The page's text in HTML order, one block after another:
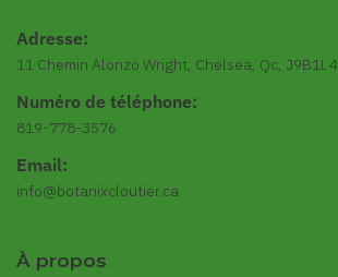
Adresse:
11 Chemin Alonzo Wright, Chelsea, Qc, J9B1L4
Numéro de téléphone:
819-778-3576
Email:
info@botanixcloutier.ca
À propos